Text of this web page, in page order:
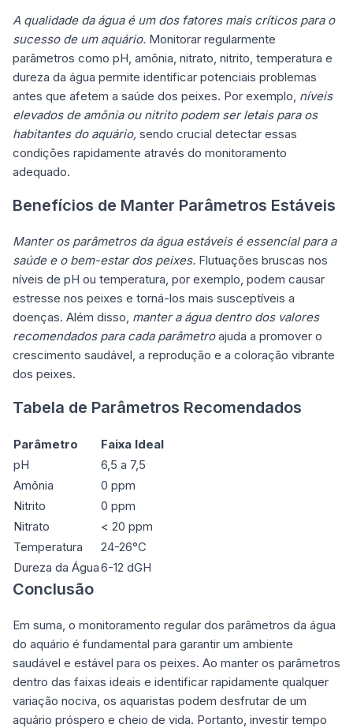
A qualidade da água é um dos fatores mais críticos para o
sucesso de um aquário. Monitorar regularmente
parâmetros como pH, amônia, nitrato, nitrito, temperatura e
dureza da água permite identificar potenciais problemas
antes que afetem a saúde dos peixes. Por exemplo, níveis
elevados de amônia ou nitrito podem ser letais para os
habitantes do aquário, sendo crucial detectar essas
condições rapidamente através do monitoramento
adequado.
Benefícios de Manter Parâmetros Estáveis
Manter os parâmetros da água estáveis é essencial para a
saúde e o bem-estar dos peixes. Flutuações bruscas nos
níveis de pH ou temperatura, por exemplo, podem causar
estresse nos peixes e torná-los mais susceptíveis a
doenças. Além disso, manter a água dentro dos valores
recomendados para cada parâmetroajuda a promover o
crescimento saudável, a reprodução e a coloração vibrante
dos peixes.
Tabela de Parâmetros Recomendados
Parâmetro
Faixa Ideal
pH
6,5 a 7,5
Amônia
0 ppm
Nitrito
0 ppm
Nitrato
< 20 ppm
Temperatura
24-26°C
Dureza da Água6-12 dGH
Conclusão
Em suma, o monitoramento regular dos parâmetros da água
do aquário é fundamental para garantir um ambiente
saudável e estável para os peixes. Ao manter os parâmetros
dentro das faixas ideais e identificar rapidamente qualquer
variação nociva, os aquaristas podem desfrutar de um
aquário próspero e cheio de vida. Portanto, investir tempo